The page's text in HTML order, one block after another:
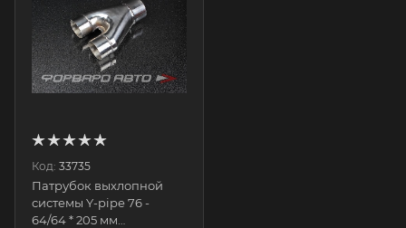
Код: 33735
Патрубок выхлопной
системы Y-pipe 76 -
64/64 * 205 мм